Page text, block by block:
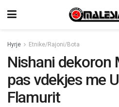
Hyrje Etnike/Rajoni/Bota
Nishani dekoron
pas vdekjes me
Flamurit